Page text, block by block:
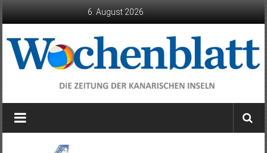
6. August 2026
Wochenblatt
die